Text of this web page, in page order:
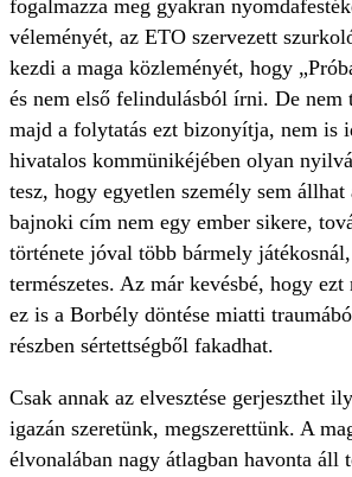
fogalmazza meg gyakran
véleményét, az ETO szervezett
kezdi a maga közleményét, hogy
és nem első felindulásból írni. De nem
majd a folytatás ezt bizonyítja, nem is
hivatalos kommünikéjében olyan
tesz, hogy egyetlen személy sem
bajnoki cím nem egy ember sikere,
története jóval több bármely
természetes. Az már kevésbé, hogy
ez is a Borbély döntése miatti
részben sértettségből fakadhat.
Csak annak az elvesztése gerjeszthet
igazán szeretünk, megszerettünk. A
élvonalában nagy átlagban havonta áll